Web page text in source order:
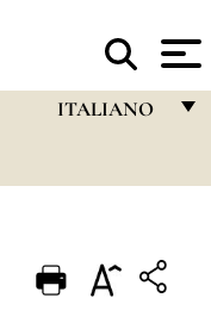
ITALIANO
PORTUGUÊS